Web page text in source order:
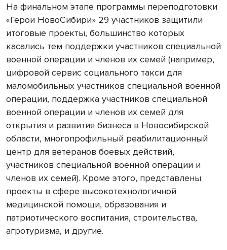
На финальном этапе программы переподготовки
«Герои НовоСибири» 29 участников защитили
итоговые проекты, большинство которых
касались тем поддержки участников специальной
военной операции и членов их семей (например,
цифровой сервис социального такси для
маломобильных участников специальной военной
операции, поддержка участников специальной
военной операции и членов их семей для
открытия и развития бизнеса в Новосибирской
области, многопрофильный реабилитационный
центр для ветеранов боевых действий,
участников специальной военной операции и
членов их семей). Кроме этого, представлены
проекты в сфере высокотехнологичной
медицинской помощи, образования и
патриотического воспитания, строительства,
агротуризма, и другие.